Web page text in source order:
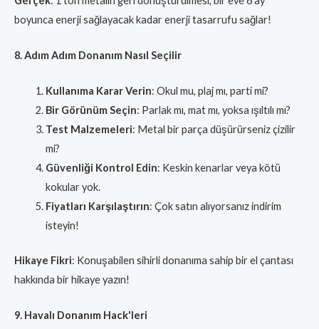
boyunca enerji sağlayacak kadar enerji tasarrufu sağlar!
8. Adım Adım Donanım Nasıl Seçilir
Kullanıma Karar Verin: Okul mu, plaj mı, parti mi?
Bir Görünüm Seçin: Parlak mı, mat mı, yoksa ışıltılı mı?
Test Malzemeleri: Metal bir parça düşürürseniz çizilir
mi?
Güvenliği Kontrol Edin: Keskin kenarlar veya kötü
kokular yok.
Fiyatları Karşılaştırın: Çok satın alıyorsanız indirim
isteyin!
Hikaye Fikri: Konuşabilen sihirli donanıma sahip bir el çantası
hakkında bir hikaye yazın!
9. Havalı Donanım Hack'leri